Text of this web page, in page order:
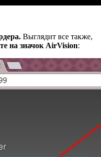
Выглядит все также,
на значок AirVision: